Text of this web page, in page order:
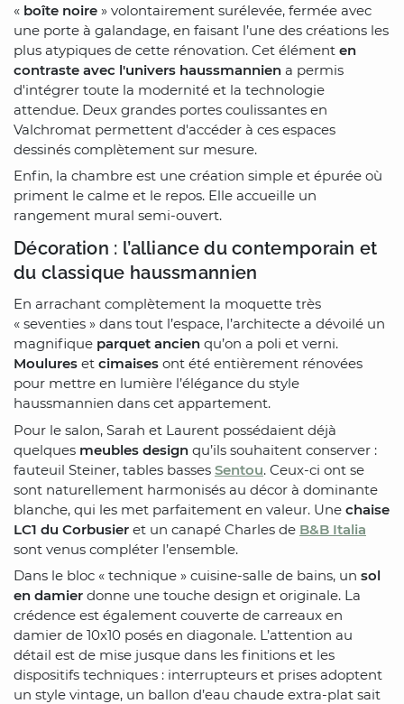
« boîte noire » volontairement surélevée, fermée avec
une porte à galandage, en faisant l’une des créations les
plus atypiques de cette rénovation. Cet élément en
contraste avec l'univers haussmannien a permis
d'intégrer toute la modernité et la technologie
attendue. Deux grandes portes coulissantes en
Valchromat permettent d'accéder à ces espaces
dessinés complètement sur mesure.
Enfin, la chambre est une création simple et épurée où
priment le calme et le repos. Elle accueille un
rangement mural semi-ouvert.
Décoration : l’alliance du contemporain et
du classique haussmannien
En arrachant complètement la moquette très
« seventies » dans tout l’espace, l’architecte a dévoilé un
magnifique parquet ancien qu’on a poli et verni.
Moulures et cimaises ont été entièrement rénovées
pour mettre en lumière l’élégance du style
haussmannien dans cet appartement.
Pour le salon, Sarah et Laurent possédaient déjà
quelques meubles design qu’ils souhaitent conserver :
fauteuil Steiner, tables basses Sentou. Ceux-ci ont se
sont naturellement harmonisés au décor à dominante
blanche, qui les met parfaitement en valeur. Une chaise
LC1 du Corbusier et un canapé Charles de B&B Italia
sont venus compléter l’ensemble.
Dans le bloc « technique » cuisine-salle de bains, un sol
en damier donne une touche design et originale. La
crédence est également couverte de carreaux en
damier de 10x10 posés en diagonale. L’attention au
détail est de mise jusque dans les finitions et les
dispositifs techniques : interrupteurs et prises adoptent
un style vintage, un ballon d’eau chaude extra-plat sait